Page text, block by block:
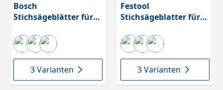
Bosch
Stichsägeblätter für
3 Varianten
Festool
Stichsägeblatter für
3 Varianten